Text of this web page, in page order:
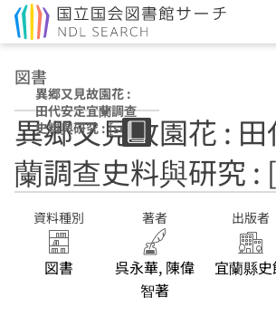
図書
異郷又見故園花 :
田代安定宜蘭調查
史料與研究 : [set]
異郷又見故園花 :
蘭調查史料與研究 :
資料種別
図書
著者
呉永華, 陳偉
智著
出版者
宜蘭縣